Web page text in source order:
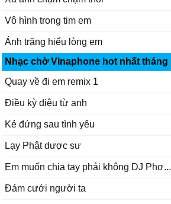
Vô hình trong tim em
Ánh trăng hiểu lòng em
Nhạc chờ Vinaphone hot nhất tháng
Quay về đi em remix 1
Điều kỳ diệu từ anh
Kẻ đứng sau tình yêu
Lạy Phật dược sư
Em muốn chia tay phải không DJ Phơ...
Đám cưới người ta